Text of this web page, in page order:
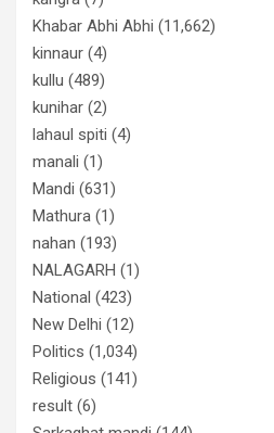
Khabar Abhi Abhi (11,662)
kinnaur (4)
kullu (489)
kunihar (2)
lahaul spiti (4)
manali (1)
Mandi (631)
Mathura (1)
nahan (193)
NALAGARH (1)
National (423)
New Delhi (12)
Politics (1,034)
Religious (141)
result (6)